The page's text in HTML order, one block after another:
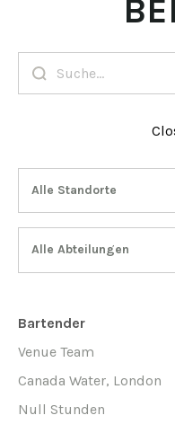
Alle Standorte
Alle Abteilungen
Bartender
Venue Team
Canada Water, London
Null Stunden